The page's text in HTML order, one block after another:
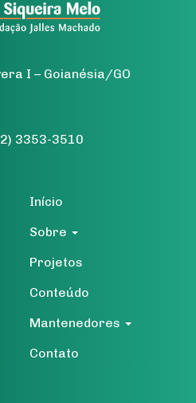
I – Goianésia/GO
3353-3510
Início
Sobre
Projetos
Conteúdo
Mantenedores
Contato